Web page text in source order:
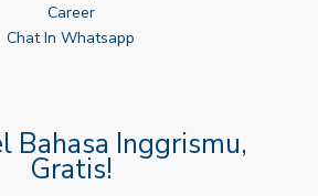
Career
Chat In Whatsapp
Bahasa Inggrismu,
Gratis!